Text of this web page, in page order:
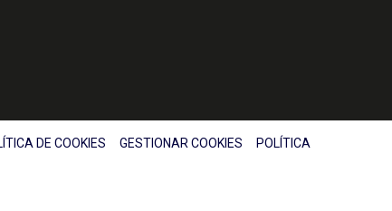
DE COOKIES GESTIONAR COOKIES
POLÍTICA